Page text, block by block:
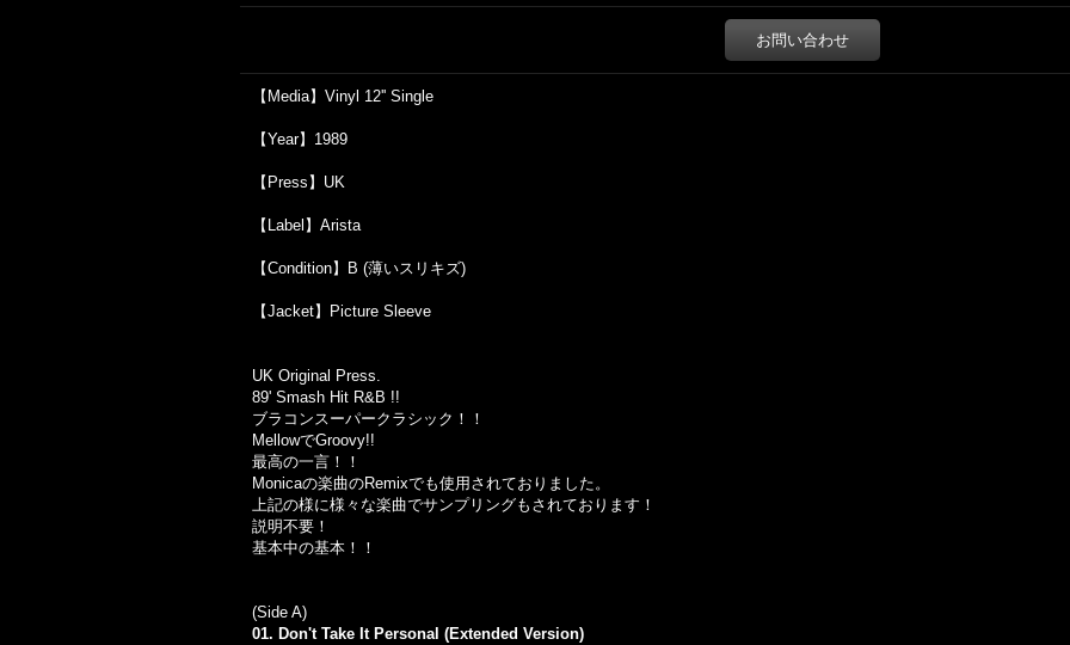
お問い合わせ
【Media】Vinyl 12'' Single
【Year】1989
【Press】UK
【Label】Arista
【Condition】B (薄いスリキズ)
【Jacket】Picture Sleeve
UK Original Press.
89' Smash Hit R&B !!
ブラコンスーパークラシック！！
MellowでGroovy!!
最高の一言！！
Monicaの楽曲のRemixでも使用されておりました。
上記の様に様々な楽曲でサンプリングもされております！
説明不要！
基本中の基本！！
(Side A)
01. Don't Take It Personal (Extended Version)